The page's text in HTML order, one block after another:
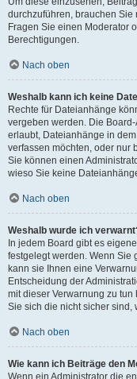
durchzuführen, brauchen
Fragen Sie einen Moderator
Berechtigungen.
Nach oben
Weshalb kann ich keine
Rechte für Dateianhänge
vergeben werden. Die
erlaubt, Dateianhänge in
verfassen möchten, oder nur
Sie können einen
wieso Sie keine
Nach oben
Weshalb wurde ich
In jedem Board gibt es
festgelegt werden. Wenn Sie
kann sie Ihnen eine
Entscheidung der
mit dieser Verwarnung zu tun
Sie sich die nicht sicher sind,
Nach oben
Wie kann ich Beiträge den
Wenn ein Administrator die